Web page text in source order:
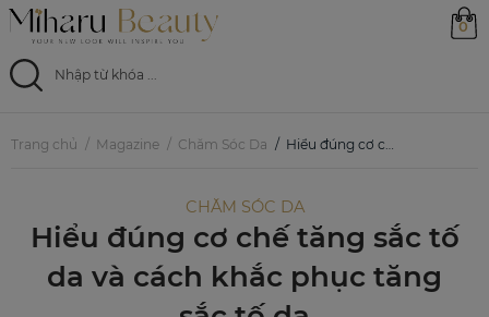
0
Trang chủ
Sản phẩm
Ưu đãi
Magazine
Trang chủ Magazine Chăm Sóc Da Hiểu đúng cơ chế tăng sắc tố da và cách khắc phục tăng sắc tố da
CHĂM SÓC DA
Hiểu đúng cơ chế tăng sắc tố
da và cách khắc phục tăng